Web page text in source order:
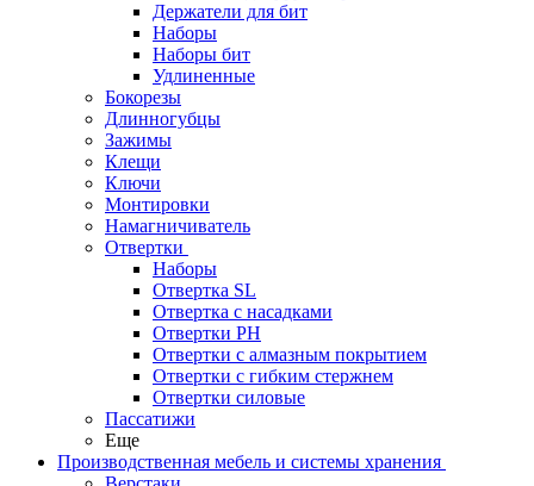
Держатели для бит
Наборы
Наборы бит
Удлиненные
Бокорезы
Длинногубцы
Зажимы
Клещи
Ключи
Монтировки
Намагничиватель
Отвертки
Наборы
Отвертка SL
Отвертка с насадками
Отвертки PH
Отвертки с алмазным покрытием
Отвертки с гибким стержнем
Отвертки силовые
Пассатижи
Еще
Производственная мебель и системы хранения